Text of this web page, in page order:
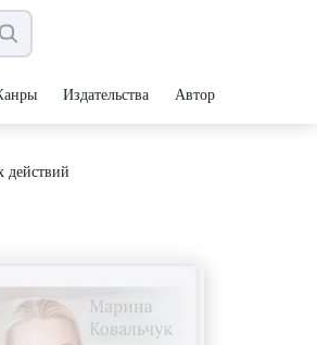
Издательства Авторы